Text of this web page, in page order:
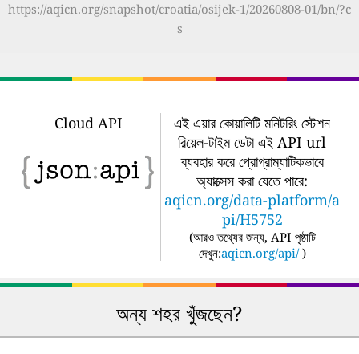
https://aqicn.org/snapshot/croatia/osijek-1/20260808-01/bn/?c
s
Cloud API
এই এয়ার কোয়ালিটি মনিটরিং স্টেশন
রিয়েল-টাইম ডেটা এই API url
ব্যবহার করে প্রোগ্রাম্যাটিকভাবে
অ্যাক্সেস করা যেতে পারে:
aqicn.org/data-platform/a
pi/H5752
(আরও তথ্যের জন্য, API পৃষ্ঠাটি
দেখুন:aqicn.org/api/ )
অন্য শহর খুঁজছেন?